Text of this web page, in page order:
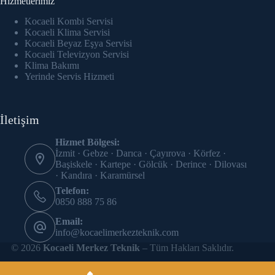
panel
Panel
panel
panel
panel
panel
panel
panel
panel
Kocaeli Kombi Servisi
Kocaeli Klima Servisi
Kocaeli Beyaz Eşya Servisi
Kocaeli Televizyon Servisi
Klima Bakımı
Yerinde Servis Hizmeti
İletişim
Hizmet Bölgesi:
İzmit · Gebze · Darıca · Çayırova · Körfez ·
Başiskele · Kartepe · Gölcük · Derince · Dilovası
· Kandıra · Karamürsel
Telefon:
0850 888 75 86
Email:
info@kocaelimerkezteknik.com
© 2026Kocaeli Merkez Teknik – Tüm Hakları Saklıdır.